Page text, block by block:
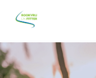
Corona en Roken